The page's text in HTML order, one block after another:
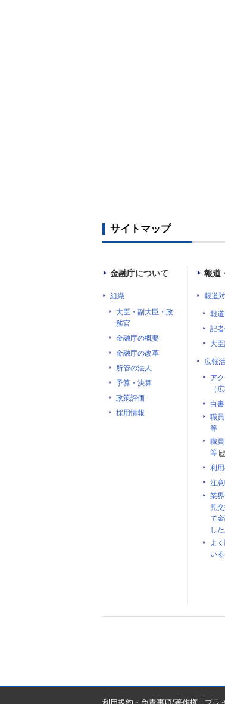
サイトマップ
金融庁について
組織
大臣・副大臣・政
務官
金融庁の概要
金融庁の改革
所管の法人
予算・決算
政策評価
採用情報
報道
報道
報
記
大
広報
ア
（
白
職
等
職
等
利
注
業
見
て
し
よ
い